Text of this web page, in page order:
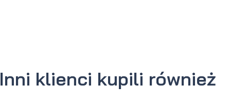
Inni klienci kupili również